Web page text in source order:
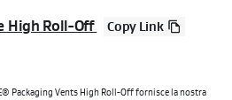
High Roll-Off Copy Link
Packaging Vents High Roll-Off fornisce la nostra